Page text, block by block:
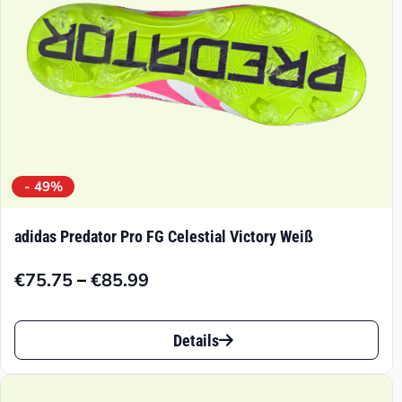
Produktseite
gewählt
werden
- 49%
adidas Predator Pro FG Celestial Victory Weiß
€75.75–€85.99
Preisspanne:
€75.75
€85.99
Dieses
Produkt
Details